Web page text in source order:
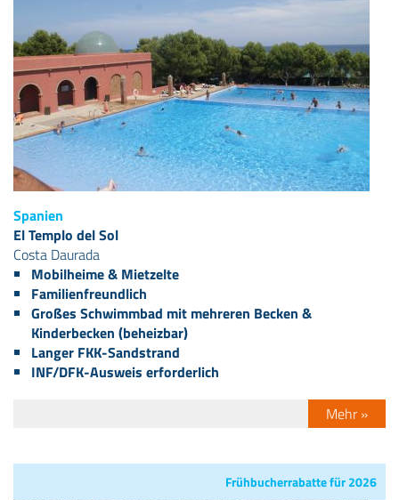
Spanien
El Templo del Sol
Costa Daurada
Mobilheime & Mietzelte
Familienfreundlich
Großes Schwimmbad mit mehreren Becken &
Kinderbecken (beheizbar)
Langer FKK-Sandstrand
INF/DFK-Ausweis erforderlich
Mehr »
Frühbucherrabatte für 2026